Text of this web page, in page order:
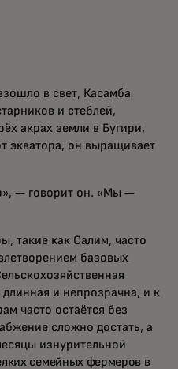
в свет, Касамба
и стеблей,
акрах земли в Бугири,
экватора, он выращивает
— говорит он. «Мы —
такие как Салим, часто
базовых
и непрозрачна, и к
часто остаётся без
сложно достать, а
изнурительной
семейных фермеров в